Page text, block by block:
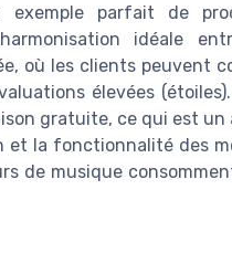
exemple parfait de
idéale
où les clients peuvent
élevées
gratuite, ce qui est
et la fonctionnalité des
de musique